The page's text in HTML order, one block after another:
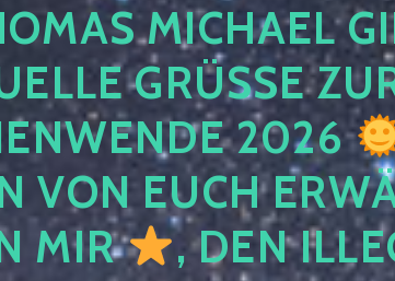
MICHAEL
GRÜSSE ZUR
2026
VON EUCH
MIR
, DEN